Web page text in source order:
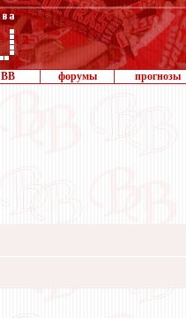
ВВ форумы прогнозы